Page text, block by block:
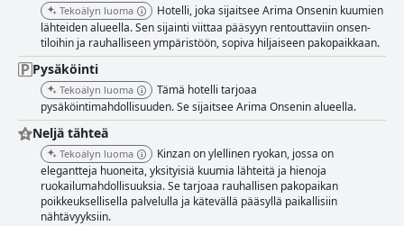
Tekoälyn luoma
Hotelli, joka sijaitsee Arima Onsenin kuumien
lähteiden alueella. Sen sijainti viittaa pääsyyn rentouttaviin onsen-
tiloihin ja rauhalliseen ympäristöön, sopiva hiljaiseen pakopaikkaan.
Pysäköinti
Tekoälyn luoma
Tämä hotelli tarjoaa
pysäköintimahdollisuuden. Se sijaitsee Arima Onsenin alueella.
Neljä tähteä
Tekoälyn luoma
Kinzan on ylellinen ryokan, jossa on
elegantteja huoneita, yksityisiä kuumia lähteitä ja hienoja
ruokailumahdollisuuksia. Se tarjoaa rauhallisen pakopaikan
poikkeuksellisella palvelulla ja kätevällä pääsyllä paikallisiin
nähtävyyksiin.